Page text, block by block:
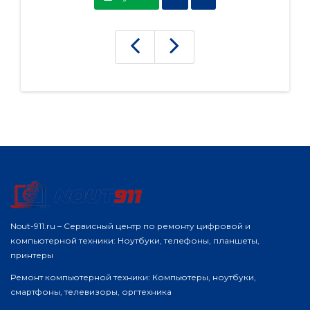
Nout-911.ru – Сервисный центр по ремонту цифровой и
компьютерной техники: Ноутбуки, телефоны, планшеты,
принтеры
Ремонт компьютерной техники: Компьютеры, ноутбуки,
смартфоны, телевизоры, оргтехника